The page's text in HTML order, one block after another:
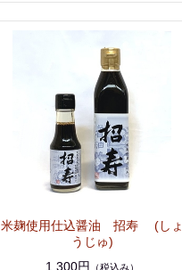
米麹使用仕込醤油 招寿 (しょ
うじゅ)
1,300円
（税込み）